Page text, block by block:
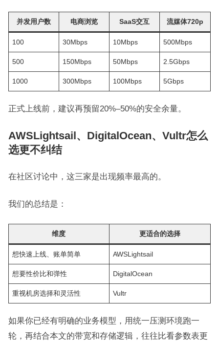
并发用户数 电商浏览 SaaS交互 流媒体720p
100 30Mbps 10Mbps 500Mbps
500 150Mbps 50Mbps 2.5Gbps
1000 300Mbps 100Mbps 5Gbps
正式上线前，建议再预留20%–50%的安全余量。
AWSLightsail、DigitalOcean、Vultr怎么
选更不纠结
在社区讨论中，这三家是出现频率最高的。
我们的总结是：
维度 更适合的选择
想快速上线、账单简单 AWSLightsail
想要性价比和弹性 DigitalOcean
重视机房选择和灵活性 Vultr
如果你已经有明确的业务模型，用统一压测环境跑一
轮，再结合本文的带宽和存储逻辑，往往比看参数表更